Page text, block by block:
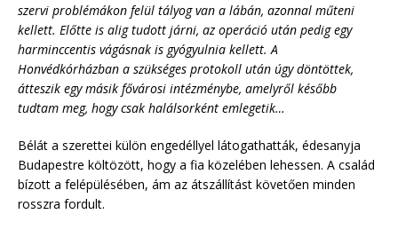
szervi problémákon felül tályog van a lábán, azonnal műteni
kellett. Előtte is alig tudott járni, az operáció után pedig egy
harminccentis vágásnak is gyógyulnia kellett. A
Honvédkórházban a szükséges protokoll után úgy döntöttek,
átteszik egy másik fővárosi intézménybe, amelyről később
tudtam meg, hogy csak halálsorként emlegetik…
Bélát a szerettei külön engedéllyel látogathatták, édesanyja
Budapestre költözött, hogy a fia közelében lehessen. A család
bízott a felépülésében, ám az átszállítást követően minden
rosszra fordult.